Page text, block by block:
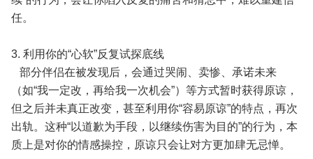
任。
3. 利用你的“心软”反复试探底线
部分伴侣在被发现后，会通过哭闹、卖惨、承诺未来
（如“我一定改，再给我一次机会”）等方式暂时获得原谅，
但之后并未真正改变，甚至利用你“容易原谅”的特点，再次
出轨。这种“以道歉为手段，以继续伤害为目的”的行为，本
质上是对你的情感操控，原谅只会让对方更加肆无忌惮。